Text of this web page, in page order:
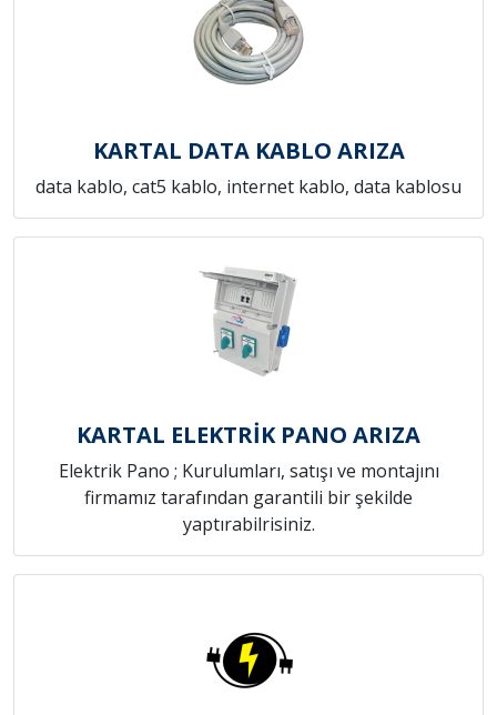
KARTAL DATA KABLO ARIZA
data kablo, cat5 kablo, internet kablo, data kablosu
KARTAL ELEKTRİK PANO ARIZA
Elektrik Pano ; Kurulumları, satışı ve montajını
firmamız tarafından garantili bir şekilde
yaptırabilrisiniz.